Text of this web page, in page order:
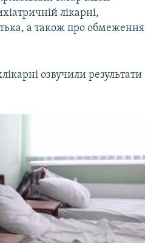
лікарні,
а також про обмеження
озвучили результати